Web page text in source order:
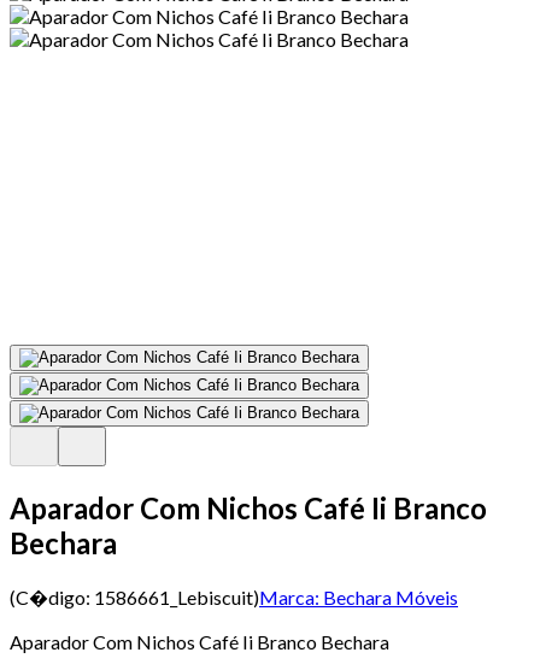
Aparador Com Nichos Café Ii Branco
Bechara
(C�digo: 1586661_Lebiscuit)Marca: Bechara Móveis
Aparador Com Nichos Café Ii Branco Bechara